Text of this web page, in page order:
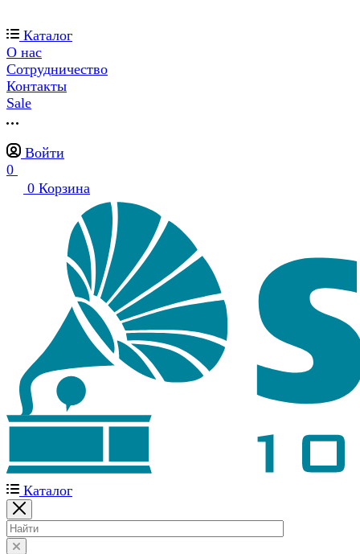
Каталог
О нас
Сотрудничество
Контакты
Sale
Войти
0
0 Корзина
Каталог